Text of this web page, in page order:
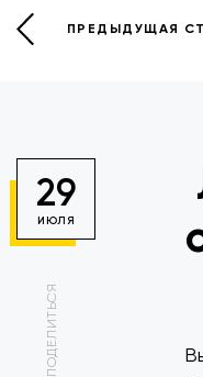
ПРЕДЫДУЩАЯ
29
ИЮЛЯ
ПОДЕЛИТЬСЯ